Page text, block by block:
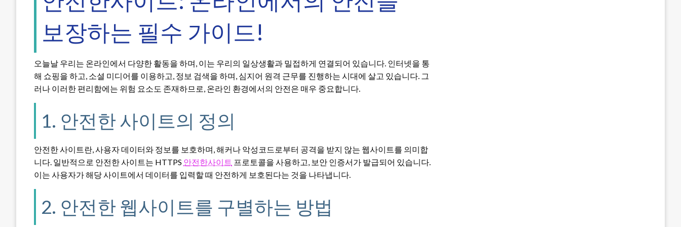
보장하는 필수 가이드!
오늘날 우리는 온라인에서 다양한 활동을 하며, 이는 우리의 일상생활과 밀접하게 연결되어 있습니다. 인터넷을 통
해 쇼핑을 하고, 소셜 미디어를 이용하고, 정보 검색을 하며, 심지어 원격 근무를 진행하는 시대에 살고 있습니다. 그
러나 이러한 편리함에는 위험 요소도 존재하므로, 온라인 환경에서의 안전은 매우 중요합니다.
1. 안전한 사이트의 정의
안전한 사이트란, 사용자 데이터와 정보를 보호하며, 해커나 악성코드로부터 공격을 받지 않는 웹사이트를 의미합
니다. 일반적으로 안전한 사이트는 HTTPS 안전한사이트 프로토콜을 사용하고, 보안 인증서가 발급되어 있습니다.
이는 사용자가 해당 사이트에서 데이터를 입력할 때 안전하게 보호된다는 것을 나타냅니다.
2. 안전한 웹사이트를 구별하는 방법